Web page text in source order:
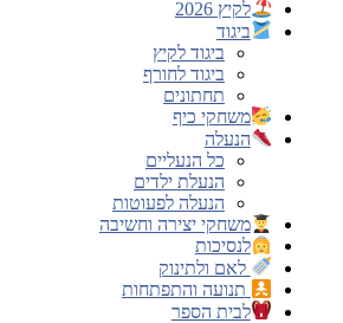
לקיץ 2026
ביגוד
ביגוד לקיץ
ביגוד לחורף
תחתונים
משחקי כיף
הנעלה
כל הנעליים
הנעלת ילדים
הנעלה לפעוטות
משחקי יצירה וחשיבה
לנסיכות
לאם ולתינוק
תנועה והתפתחות
לבית הספר